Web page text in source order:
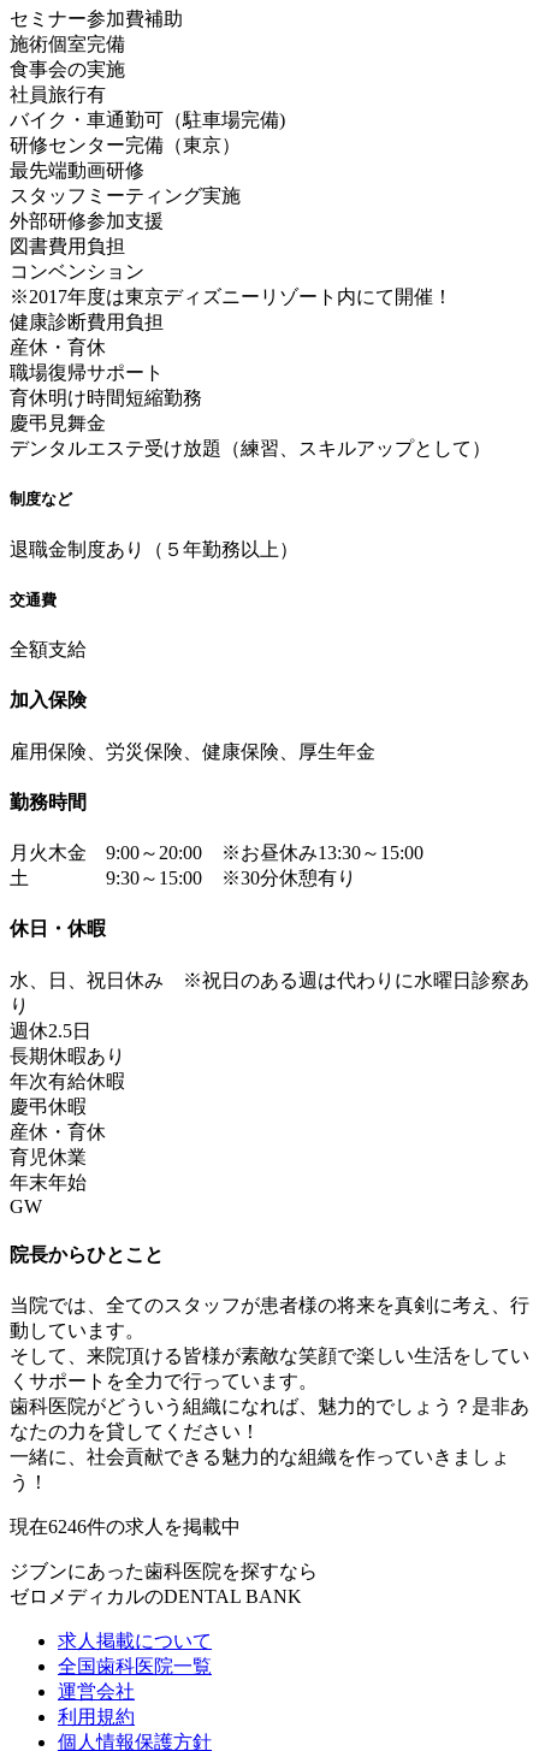
セミナー参加費補助
施術個室完備
食事会の実施
社員旅行有
バイク・車通勤可（駐車場完備)
研修センター完備（東京）
最先端動画研修
スタッフミーティング実施
外部研修参加支援
図書費用負担
コンベンション
※2017年度は東京ディズニーリゾート内にて開催！
健康診断費用負担
産休・育休
職場復帰サポート
育休明け時間短縮勤務
慶弔見舞金
デンタルエステ受け放題（練習、スキルアップとして）
制度など
退職金制度あり（５年勤務以上）
交通費
全額支給
加入保険
雇用保険、労災保険、健康保険、厚生年金
勤務時間
月火木金 9:00～20:00 ※お昼休み13:30～15:00
土 9:30～15:00 ※30分休憩有り
休日・休暇
水、日、祝日休み ※祝日のある週は代わりに水曜日診察あ
り
週休2.5日
長期休暇あり
年次有給休暇
慶弔休暇
産休・育休
育児休業
年末年始
GW
院長からひとこと
当院では、全てのスタッフが患者様の将来を真剣に考え、行
動しています。
そして、来院頂ける皆様が素敵な笑顔で楽しい生活をしてい
くサポートを全力で行っています。
歯科医院がどういう組織になれば、魅力的でしょう？是非あ
なたの力を貸してください！
一緒に、社会貢献できる魅力的な組織を作っていきましょ
う！
現在6246件の求人を掲載中
ジブンにあった歯科医院を探すなら
ゼロメディカルのDENTAL BANK
求人掲載について
全国歯科医院一覧
運営会社
利用規約
個人情報保護方針